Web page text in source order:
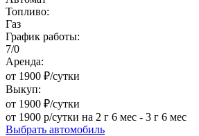
Топливо:
Газ
График работы:
7/0
Аренда:
от 1900 ₽/сутки
Выкуп:
от 1900 ₽/сутки
от 1900 р/сутки на 2 г 6 мес - 3 г 6 мес
Выбрать автомобиль